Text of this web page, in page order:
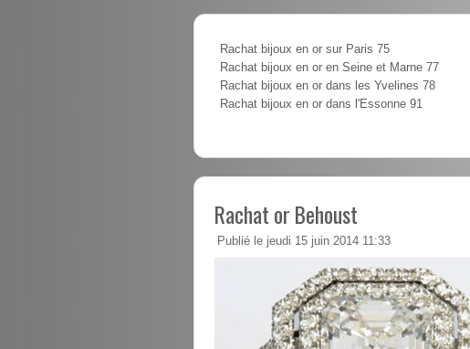
Rachat bijoux en or sur Paris 75
Rachat bijoux en or en Seine et Marne 77
Rachat bijoux en or dans les Yvelines 78
Rachat bijoux en or dans l'Essonne 91
Rachat or Behoust
Publié le jeudi 15 juin 2014 11:33